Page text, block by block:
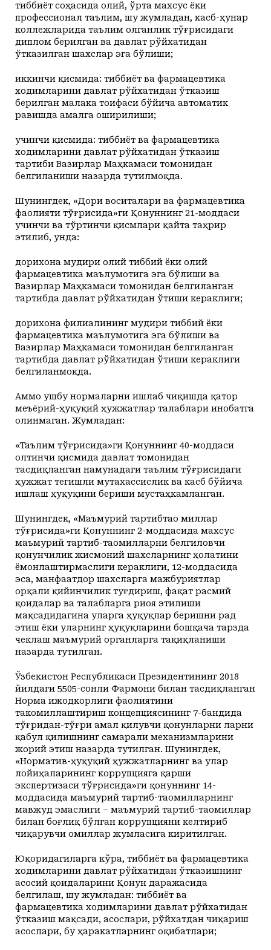
тиббиёт соҳасида олий, ўрта махсус ёки
профессионал таълим, шу жумладан, касб-ҳунар
коллежларида таълим олганлик тўғрисидаги
диплом берилган ва давлат рўйхатидан
ўтказилган шахслар эга бўлиши;
иккинчи қисмида: тиббиёт ва фармацевтика
ходимларини давлат рўйхатидан ўтказиш
берилган малака тоифаси бўйича автоматик
равишда амалга оширилиши;
учинчи қисмида: тиббиёт ва фармацевтика
ходимларини давлат рўйхатидан ўтказиш
тартиби Вазирлар Маҳкамаси томонидан
белгиланиши назарда тутилмоқда.
Шунингдек, «Дори воситалари ва фармацевтика
фаолияти тўғрисида»ги Қонуннинг 21-моддаси
учинчи ва тўртинчи қисмлари қайта таҳрир
этилиб, унда:
дорихона мудири олий тиббий ёки олий
фармацевтика маълумотига эга бўлиши ва
Вазирлар Маҳкамаси томонидан белгиланган
тартибда давлат рўйхатидан ўтиши кераклиги;
дорихона филиалининг мудири тиббий ёки
фармацевтика маълумотига эга бўлиши ва
Вазирлар Маҳкамаси томонидан белгиланган
тартибда давлат рўйхатидан ўтиши кераклиги
белгиланмоқда.
Аммо ушбу нормаларни ишлаб чиқишда қатор
меъёрий-ҳуқуқий ҳужжатлар талаблари инобатга
олинмаган. Жумладан:
«Таълим тўғрисида»ги Қонуннинг 40-моддаси
олтинчи қисмида давлат томонидан
тасдиқланган намунадаги таълим тўғрисидаги
ҳужжат тегишли мутахассислик ва касб бўйича
ишлаш ҳуқуқини бериши мустаҳкамланган.
Шунингдек, «Маъмурий тартибтао миллар
тўғрисида»ги Қонуннинг 2-моддасида махсус
маъмурий тартиб-таомилларни белгиловчи
қонунчилик жисмоний шахсларнинг ҳолатини
ёмонлаштирмаслиги кераклиги, 12-моддасида
эса, манфаатдор шахсларга мажбуриятлар
орқали қийинчилик туғдириш, фақат расмий
қоидалар ва талабларга риоя этилиши
мақсадидагина уларга ҳуқуқлар беришни рад
этиш ёки уларнинг ҳуқуқларини бошқача тарзда
чеклаш маъмурий органларга тақиқланиши
назарда тутилган.
Ўзбекистон Республикаси Президентининг 2018
йилдаги 5505-сонли Фармони билан тасдиқланган
Норма ижодкорлиги фаолиятини
такомиллаштириш концепциясининг 7-бандида
тўғридан-тўғри амал қилувчи қонунларни ларни
қабул қилишнинг самарали механизмларини
жорий этиш назарда тутилган. Шунингдек,
«Норматив-ҳуқуқий ҳужжатларнинг ва улар
лойиҳаларининг коррупцияга қарши
экспертизаси тўғрисида»ги қонуннинг 14-
моддасида маъмурий тартиб-таомилларнинг
мавжуд эмаслиги – маъмурий тартиб-таомиллар
билан боғлиқ бўлган коррупцияни келтириб
чиқарувчи омиллар жумласига киритилган.
Юқоридагиларга кўра, тиббиёт ва фармацевтика
ходимларини давлат рўйхатидан ўтказишнинг
асосий қоидаларини Қонун даражасида
белгилаш, шу жумладан: тиббиёт ва
фармацевтика ходимларини давлат рўйхатидан
ўтказиш мақсади, асослари, рўйхатдан чиқариш
асослари, бу ҳаракатларнинг оқибатлари;